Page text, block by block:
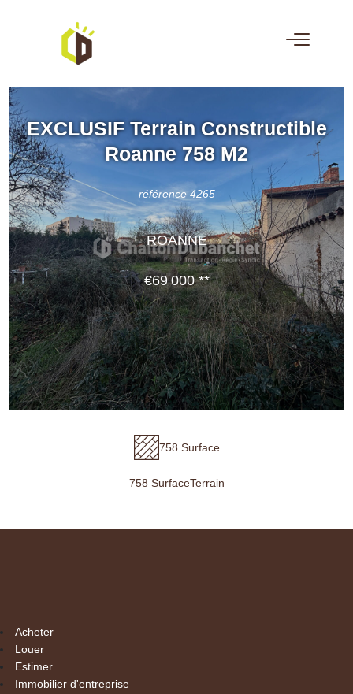
EXCLUSIF Terrain Constructible
Roanne 758 M2
référence 4265
ROANNE
€69 000**
758 Surface
758 SurfaceTerrain
Acheter
Louer
Estimer
Immobilier d'entreprise